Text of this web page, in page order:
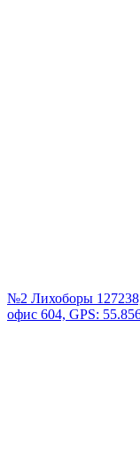
№2 Лихоборы
офис 604, GPS: